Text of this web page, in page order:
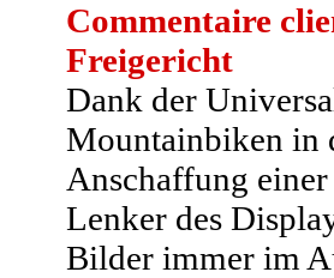
Commentaire
Freigericht
Dank der
Mountainbiken in
Anschaffung
Lenker des
Bilder immer im